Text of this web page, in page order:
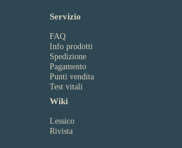
Servizio
FAQ
Info prodotti
Spedizione
Pagamento
Punti vendita
Test vitali
Wiki
Lessico
Rivista